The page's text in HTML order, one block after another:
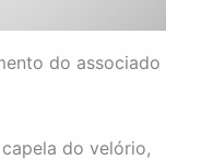
do associado
do velório,